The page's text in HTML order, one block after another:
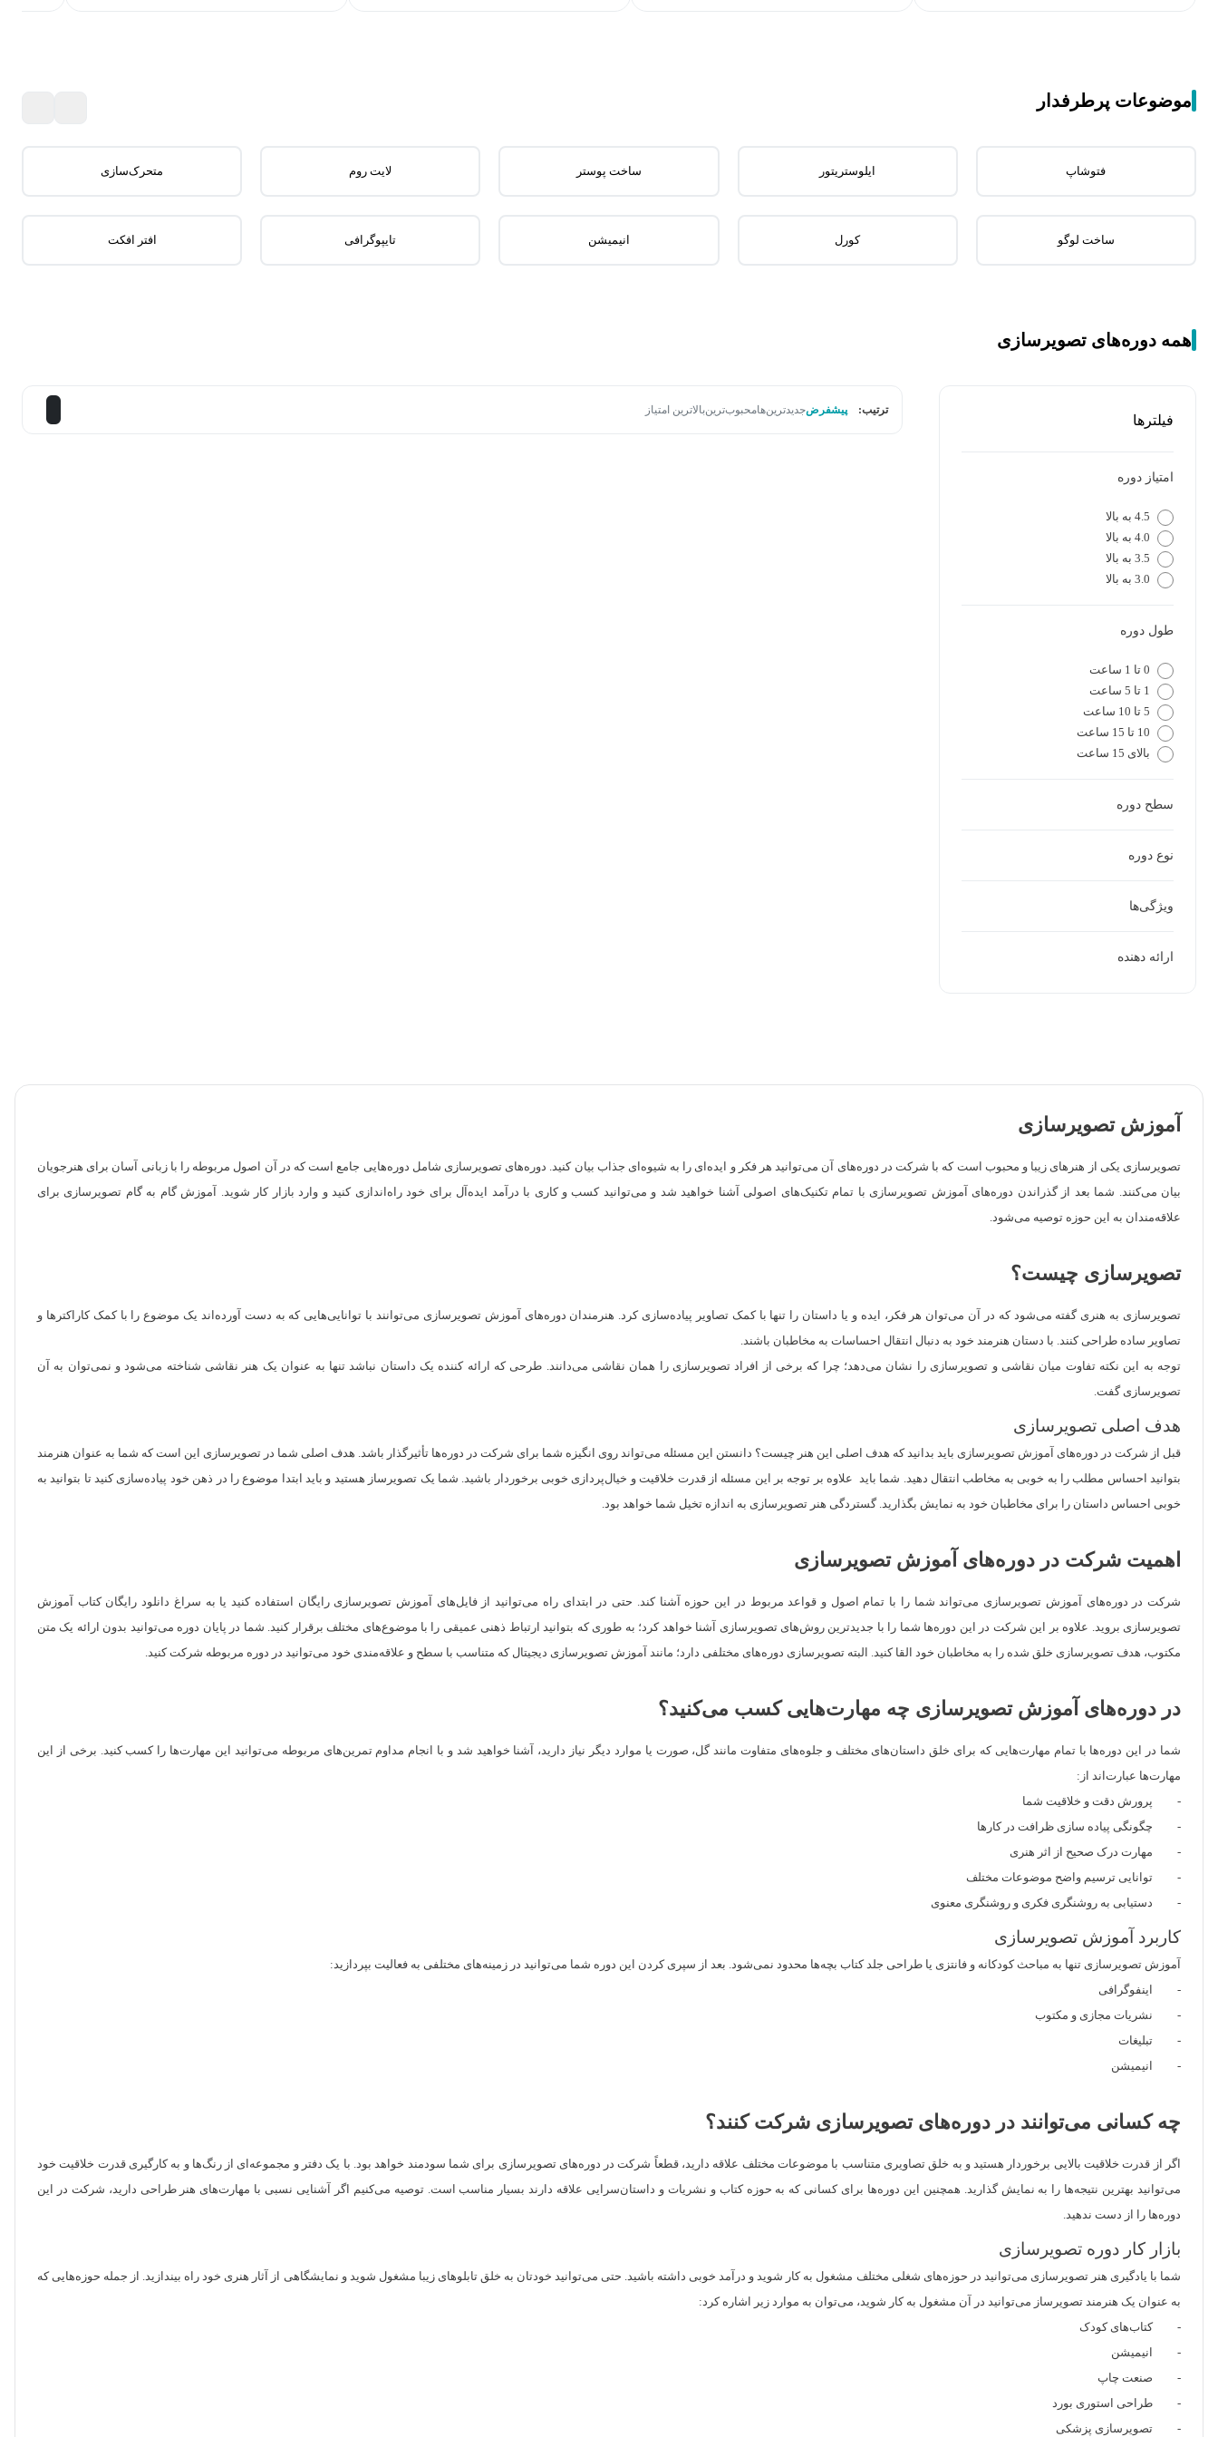
موضوعات پرطرفدار
فتوشاپ ایلوستریتور ساخت پوستر لایت روم متحرک‌سازی
ساخت لوگو کورل انیمیشن تایپوگرافی افتر افکت
همه دوره‌های تصویرسازی
فیلترها
امتیاز دوره
4.5 به بالا
4.0 به بالا
3.5 به بالا
3.0 به بالا
طول دوره
0 تا 1 ساعت
1 تا 5 ساعت
5 تا 10 ساعت
10 تا 15 ساعت
بالای 15 ساعت
سطح دوره
نوع دوره
ویژگی‌ها
ارائه دهنده
ترتیب: پیشفرضجدیدترین‌هامحبوب‌ترینبالاترین امتیاز
آموزش تصویرسازی
تصویرسازی یکی از هنرهای زیبا و محبوب است که با شرکت در دوره‌های آن می‌توانید هر فکر و ایده‌ای را به شیوه‌ای جذاب بیان کنید. دوره‌های تصویرسازی شامل دوره‌هایی جامع است که در آن اصول مربوطه را با زبانی آسان برای هنرجویان
بیان می‌کنند. شما بعد از گذراندن دوره‌های آموزش تصویرسازی با تمام تکنیک‌های اصولی آشنا خواهید شد و می‌توانید کسب و کاری با درآمد ایده‌آل برای خود راه‌اندازی کنید و وارد بازار کار شوید. آموزش گام به گام تصویرسازی برای
علاقه‌مندان به این حوزه توصیه می‌شود.
تصویرسازی چیست؟
تصویرسازی به هنری گفته می‌شود که در آن می‌توان هر فکر، ایده و یا داستان را تنها با کمک تصاویر پیاده‌سازی کرد. هنرمندان دوره‌های آموزش تصویرسازی می‌توانند با توانایی‌هایی که به دست آورده‌اند یک موضوع را با کمک کاراکترها و
تصاویر ساده طراحی کنند. با دستان هنرمند خود به دنبال انتقال احساسات به مخاطبان باشند.
توجه به این نکته تفاوت میان نقاشی و تصویرسازی را نشان می‌دهد؛ چرا که برخی از افراد تصویرسازی را همان نقاشی می‌دانند. طرحی که ارائه کننده یک داستان نباشد تنها به عنوان یک هنر نقاشی شناخته می‌شود و نمی‌توان به آن
تصویرسازی گفت.
هدف اصلی تصویرسازی
قبل از شرکت در دوره‌های آموزش تصویرسازی باید بدانید که هدف اصلی این هنر چیست؟ دانستن این مسئله می‌تواند روی انگیزه شما برای شرکت در دوره‌ها تأثیرگذار باشد. هدف اصلی شما در تصویرسازی این است که شما به عنوان هنرمند
بتوانید احساس مطلب را به خوبی به مخاطب انتقال دهید. شما باید علاوه بر توجه بر این مسئله از قدرت خلاقیت و خیال‌پردازی خوبی برخوردار باشید. شما یک تصویرساز هستید و باید ابتدا موضوع را در ذهن خود پیاده‌سازی کنید تا بتوانید به
خوبی احساس داستان را برای مخاطبان خود به نمایش بگذارید. گستردگی هنر تصویرسازی به اندازه تخیل شما خواهد بود.
اهمیت شرکت در دوره‌های آموزش تصویرسازی
شرکت در دوره‌های آموزش تصویرسازی می‌تواند شما را با تمام اصول و قواعد مربوط در این حوزه آشنا کند. حتی در ابتدای راه می‌توانید از فایل‌های آموزش تصویرسازی رایگان استفاده کنید یا به سراغ دانلود رایگان کتاب آموزش
تصویرسازی بروید. علاوه بر این شرکت در این دوره‌ها شما را با جدیدترین روش‌های تصویرسازی آشنا خواهد کرد؛ به طوری که بتوانید ارتباط ذهنی عمیقی را با موضوع‌های مختلف برقرار کنید. شما در پایان دوره می‌توانید بدون ارائه یک متن
مکتوب، هدف تصویرسازی خلق شده را به مخاطبان خود القا کنید. البته تصویرسازی دوره‌های مختلفی دارد؛ مانند آموزش تصویرسازی دیجیتال که متناسب با سطح و علاقه‌مندی خود می‌توانید در دوره مربوطه شرکت کنید.
در دوره‌های آموزش تصویرسازی چه مهارت‌هایی کسب می‌کنید؟
شما در این دوره‌ها با تمام مهارت‌هایی که برای خلق داستان‌های مختلف و جلوه‌های متفاوت مانند گل، صورت یا موارد دیگر نیاز دارید، آشنا خواهید شد و با انجام مداوم تمرین‌های مربوطه می‌توانید این مهارت‌ها را کسب کنید. برخی از این
مهارت‌ها عبارت‌اند از:
- پرورش دقت و خلاقیت شما
- چگونگی پیاده سازی ظرافت در کارها
- مهارت درک صحیح از اثر هنری
- توانایی ترسیم واضح موضوعات مختلف
- دستیابی به روشنگری فکری و روشنگری معنوی
کاربرد آموزش تصویرسازی
آموزش تصویرسازی تنها به مباحث کودکانه و فانتزی یا طراحی جلد کتاب بچه‌ها محدود نمی‌شود. بعد از سپری کردن این دوره شما می‌توانید در زمینه‌های مختلفی به فعالیت بپردازید:
- اینفوگرافی
- نشریات مجازی و مکتوب
- تبلیغات
- انیمیشن
چه کسانی می‌توانند در دوره‌های تصویرسازی شرکت کنند؟
اگر از قدرت خلاقیت بالایی برخوردار هستید و به خلق تصاویری متناسب با موضوعات مختلف علاقه دارید، قطعاً شرکت در دوره‌های تصویرسازی برای شما سودمند خواهد بود. با یک دفتر و مجموعه‌ای از رنگ‌ها و به کارگیری قدرت خلاقیت خود
می‌توانید بهترین نتیجه‌ها را به نمایش گذارید. همچنین این دوره‌ها برای کسانی که به حوزه کتاب و نشریات و داستان‌سرایی علاقه دارند بسیار مناسب است. توصیه می‌کنیم اگر آشنایی نسبی با مهارت‌های هنر طراحی دارید، شرکت در این
دوره‌ها را از دست ندهید.
بازار کار دوره تصویرسازی
شما با یادگیری هنر تصویرسازی می‌توانید در حوزه‌های شغلی مختلف مشغول به کار شوید و درآمد خوبی داشته باشید. حتی می‌توانید خودتان به خلق تابلوهای زیبا مشغول شوید و نمایشگاهی از آثار هنری خود راه بیندازید. از جمله حوزه‌هایی که
به عنوان یک هنرمند تصویرساز می‌توانید در آن مشغول به کار شوید، می‌توان به موارد زیر اشاره کرد:
- کتاب‌های کودک
- انیمیشن
- صنعت چاپ
- طراحی استوری بورد
- تصویرسازی پزشکی